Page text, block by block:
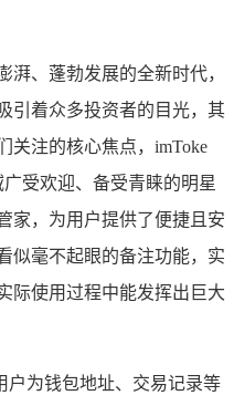
湃、蓬勃发展的全新时代，
引着众多投资者的目光，其
关注的核心焦点，imToke
受欢迎、备受青睐的明星
家，为用户提供了便捷且安
似毫不起眼的备注功能，实
际使用过程中能发挥出巨大
户为钱包地址、交易记录等